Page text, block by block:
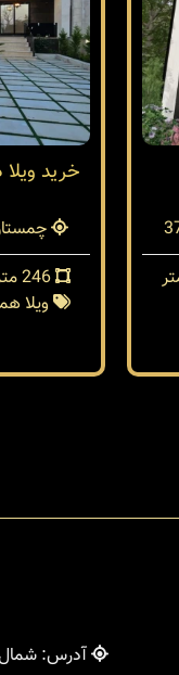
246 متر
ویلا
آدرس: شمال